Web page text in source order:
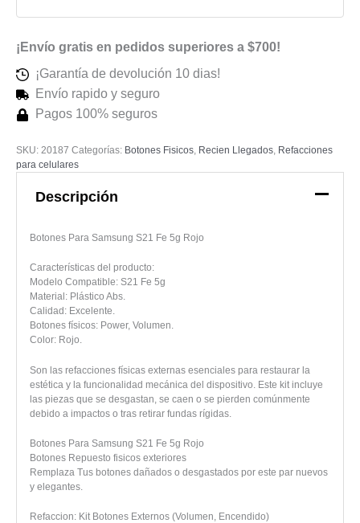
¡Envío gratis en pedidos superiores a $700!
¡Garantía de devolución 10 dias!
Envío rapido y seguro
Pagos 100% seguros
SKU: 20187 Categorías: Botones Fisicos, Recien Llegados, Refacciones
para celulares
Descripción
Botones Para Samsung S21 Fe 5g Rojo
Características del producto:
Modelo Compatible: S21 Fe 5g
Material: Plástico Abs.
Calidad: Excelente.
Botones físicos: Power, Volumen.
Color: Rojo.
Son las refacciones físicas externas esenciales para restaurar la
estética y la funcionalidad mecánica del dispositivo. Este kit incluye
las piezas que se desgastan, se caen o se pierden comúnmente
debido a impactos o tras retirar fundas rígidas.
Botones Para Samsung S21 Fe 5g Rojo
Botones Repuesto fisicos exteriores
Remplaza Tus botones dañados o desgastados por este par nuevos
y elegantes.
Refaccion: Kit Botones Externos (Volumen, Encendido)